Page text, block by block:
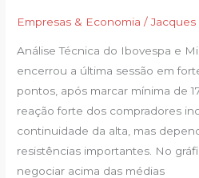
Empresas & Economia /Jacques
Análise Técnica do Ibovespa e
encerrou a última sessão em
pontos, após marcar mínima de
reação forte dos compradores
continuidade da alta, mas
resistências importantes. No
negociar acima das médias
reage
forte;
continuar?
análise